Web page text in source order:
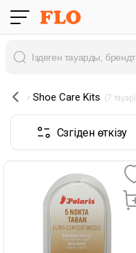
Shoe Care Kits (7 тауар)
Сүзгіден өткізу